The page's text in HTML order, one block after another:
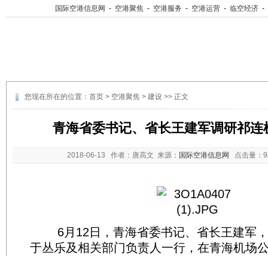
国际空港信息网 - 空港聚焦 - 空港服务 - 空港运营 - 临空经济 -
您现在所在的位置： 首页 > 空港聚焦 > 建设 >> 正文
青海省委书记、省长王建军调研祁连
2018-06-13 作者：唐高文 来源： 国际空港信息网 点击量：
6月12日，青海省委书记、省长王建军，
于丛乐及相关部门负责人一行，在青海机场